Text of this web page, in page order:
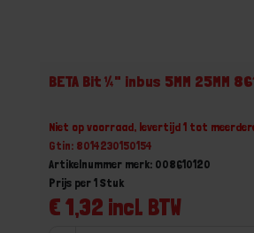
BETA Bit ¼" inbus 5MM 25MM
Niet op voorraad, levertijd 1 tot
Gtin: 8014230150154
Artikelnummer merk: 008610120
€ 1,32 incl. BTW
Prijs per 1 Stuk